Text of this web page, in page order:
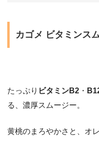
カゴメ ビタミンス
たっぷり ビタミンB2 ・
る、濃厚スムージー。
黄桃のまろやかさと、オ